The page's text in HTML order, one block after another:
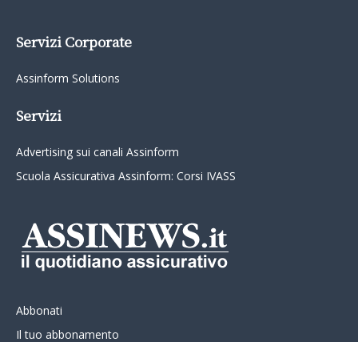
Servizi Corporate
Assinform Solutions
Servizi
Advertising sui canali Assinform
Scuola Assicurativa Assinform: Corsi IVASS
Abbonati
Il tuo abbonamento